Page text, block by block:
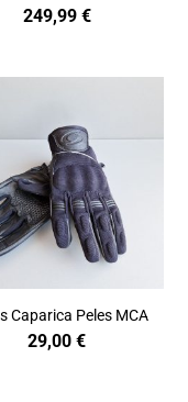
249,99 €
Caparica Peles MCA
29,00€